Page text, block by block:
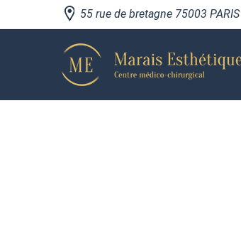
55 rue de bretagne 75003 PARIS